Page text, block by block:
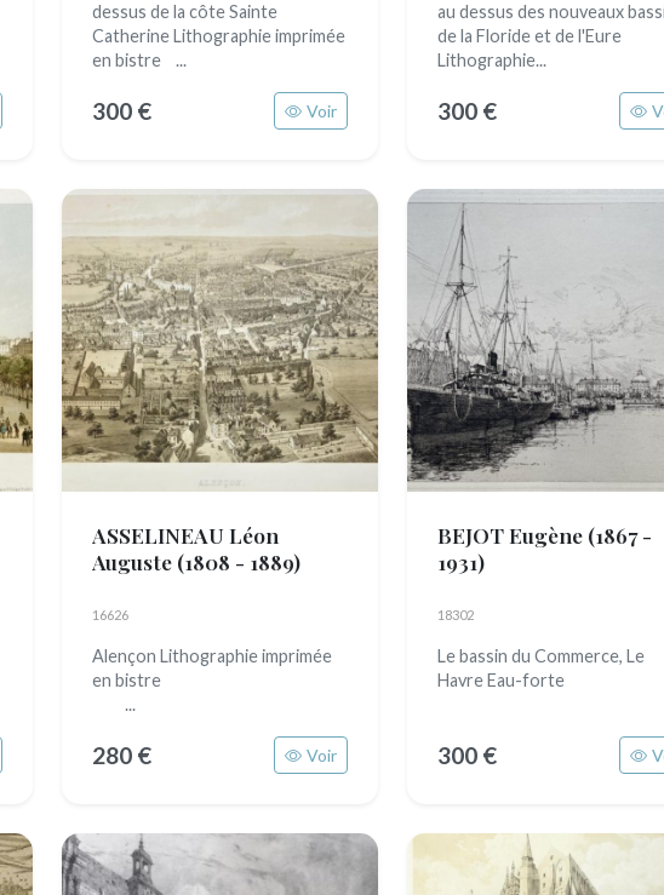
dessus de la côte Sainte
Catherine Lithographie imprimée
en bistre ...
300 € Voir
au dessus des nouveaux
de la Floride et de l'Eure
Lithographie...
300 €
ASSELINEAU Léon
Auguste (1808 - 1889)
16626
Alençon Lithographie imprimée
en bistre
...
280 € Voir
BEJOT Eugène (1867 -
1931)
18302
Le bassin du Commerce, Le
Havre Eau-forte
300 €